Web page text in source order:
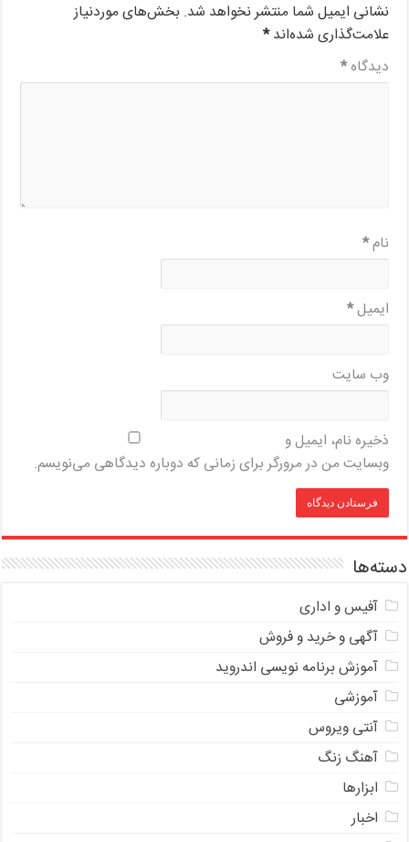
نشانی ایمیل شما منتشر نخواهد شد. بخش‌های موردنیاز
علامت‌گذاری شده‌اند*
دیدگاه*
نام*
ایمیل*
وب‌ سایت
ذخیره نام، ایمیل و
وبسایت من در مرورگر برای زمانی که دوباره دیدگاهی می‌نویسم.
دسته‌ها
آفیس و اداری
آگهی و خرید و فروش
آموزش برنامه نویسی اندروید
آموزشی
آنتی ویروس
آهنگ زنگ
ابزارها
اخبار